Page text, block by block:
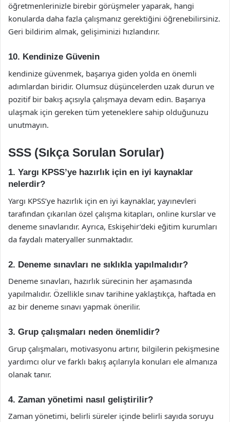
öğretmenlerinizle birebir görüşmeler yaparak, hangi
konularda daha fazla çalışmanız gerektiğini öğrenebilirsiniz.
Geri bildirim almak, gelişiminizi hızlandırır.
10. Kendinize Güvenin
kendinize güvenmek, başarıya giden yolda en önemli
adımlardan biridir. Olumsuz düşüncelerden uzak durun ve
pozitif bir bakış açısıyla çalışmaya devam edin. Başarıya
ulaşmak için gereken tüm yeteneklere sahip olduğunuzu
unutmayın.
SSS (Sıkça Sorulan Sorular)
1. Yargı KPSS’ye hazırlık için en iyi kaynaklar
nelerdir?
Yargı KPSS’ye hazırlık için en iyi kaynaklar, yayınevleri
tarafından çıkarılan özel çalışma kitapları, online kurslar ve
deneme sınavlarıdır. Ayrıca, Eskişehir’deki eğitim kurumları
da faydalı materyaller sunmaktadır.
2. Deneme sınavları ne sıklıkla yapılmalıdır?
Deneme sınavları, hazırlık sürecinin her aşamasında
yapılmalıdır. Özellikle sınav tarihine yaklaştıkça, haftada en
az bir deneme sınavı yapmak önerilir.
3. Grup çalışmaları neden önemlidir?
Grup çalışmaları, motivasyonu artırır, bilgilerin pekişmesine
yardımcı olur ve farklı bakış açılarıyla konuları ele almanıza
olanak tanır.
4. Zaman yönetimi nasıl geliştirilir?
Zaman yönetimi, belirli süreler içinde belirli sayıda soruyu